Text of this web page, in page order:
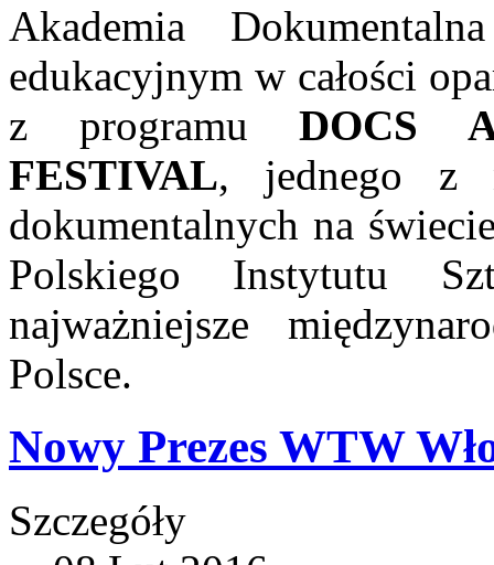
Akademia
edukacyjnym w całości
z programuDOCS
FESTIVAL, jednego z
dokumentalnych na
Polskiego Instytutu
najważniejsze
Polsce.
Nowy Prezes WTW
Szczegóły